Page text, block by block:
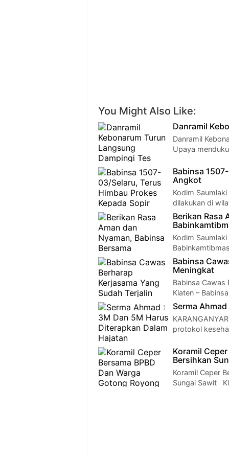
You Might Also Like:
Danramil
Danramil
Upaya
Babinsa
Angkot
Kodim
dilakukan di
Berikan Rasa
Kodim
Babinsa
Meningkat
Babinsa Cawas
Klaten –
Serma
protokol
Koramil
Bersihkan
Koramil Ceper
Sungai Sawit